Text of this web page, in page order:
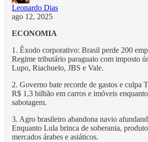
Leonardo Dias
ago 12, 2025
ECONOMIA
1. Êxodo corporativo: Brasil perde 200
Regime tributário paraguaio com imposto
Lupo, Riachuelo, JBS e Vale.
2. Governo bate recorde de gastos e culpa
R$ 1,3 bilhão em carros e imóveis
sabotagem.
3. Agro brasileiro abandona navio
Enquanto Lula brinca de soberania,
mercados árabes e asiáticos.